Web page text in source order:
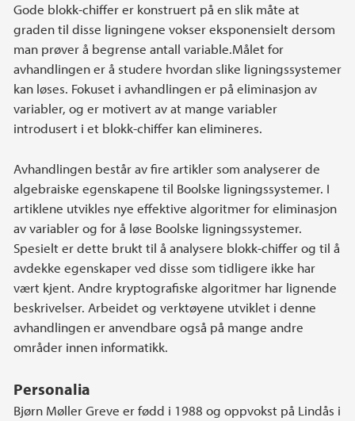
Gode blokk-chiffer er konstruert på en slik måte at
graden til disse ligningene vokser eksponensielt dersom
man prøver å begrense antall variable.Målet for
avhandlingen er å studere hvordan slike ligningssystemer
kan løses. Fokuset i avhandlingen er på eliminasjon av
variabler, og er motivert av at mange variabler
introdusert i et blokk-chiffer kan elimineres.
Avhandlingen består av fire artikler som analyserer de
algebraiske egenskapene til Boolske ligningssystemer. I
artiklene utvikles nye effektive algoritmer for eliminasjon
av variabler og for å løse Boolske ligningssystemer.
Spesielt er dette brukt til å analysere blokk-chiffer og til å
avdekke egenskaper ved disse som tidligere ikke har
vært kjent. Andre kryptografiske algoritmer har lignende
beskrivelser. Arbeidet og verktøyene utviklet i denne
avhandlingen er anvendbare også på mange andre
områder innen informatikk.
Personalia
Bjørn Møller Greve er fødd i 1988 og oppvokst på Lindås i